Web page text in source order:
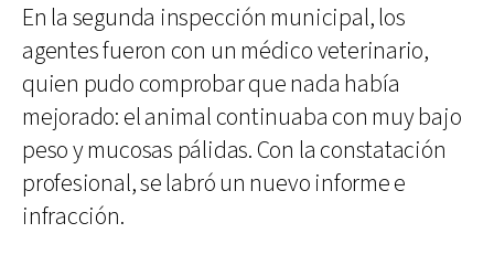
En la segunda inspección municipal, los
agentes fueron con un médico veterinario,
quien pudo comprobar que nada había
mejorado: el animal continuaba con muy bajo
peso y mucosas pálidas. Con la constatación
profesional, se labró un nuevo informe e
infracción.